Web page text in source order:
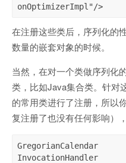
onOptimizerImpl"/>
在注册这些类后，序列化的
数量的嵌套对象的时候。
当然，在对一个类做序列化
类，比如Java集合类。针对
的常用类进行了注册，所以
复注册了也没有任何影响）
GregorianCalendar
InvocationHandler